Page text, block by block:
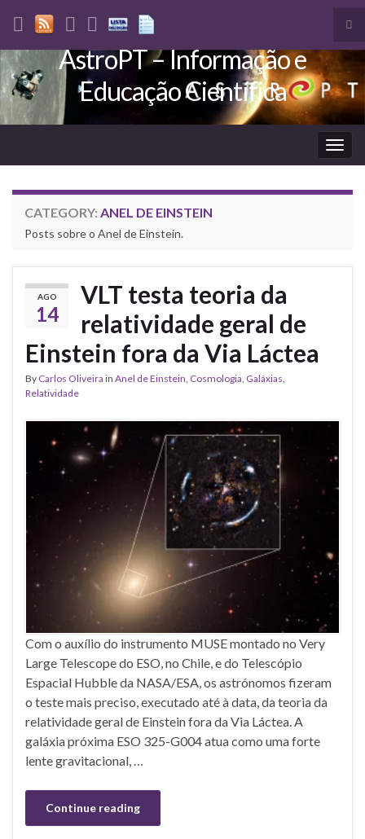
Search for:
AstroPT – Informação e
Educação Científica
CATEGORY: ANEL DE EINSTEIN
Posts sobre o Anel de Einstein.
AGO
14
VLT testa teoria da
relatividade geral de
Einstein fora da Via Láctea
By Carlos Oliveira in Anel de Einstein, Cosmologia, Galáxias,
Relatividade
Com o auxílio do instrumento MUSE montado no Very
Large Telescope do ESO, no Chile, e do Telescópio
Espacial Hubble da NASA/ESA, os astrónomos fizeram
o teste mais preciso, executado até à data, da teoria da
relatividade geral de Einstein fora da Via Láctea. A
galáxia próxima ESO 325-G004 atua como uma forte
lente gravitacional, …
Continue reading